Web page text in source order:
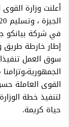
أعلنت وزارة
في شركة بيانكو
إطار خارطة طريق
سوق العمل
القوى العاملة
لتنفيذ خطة
حياة كريمة.